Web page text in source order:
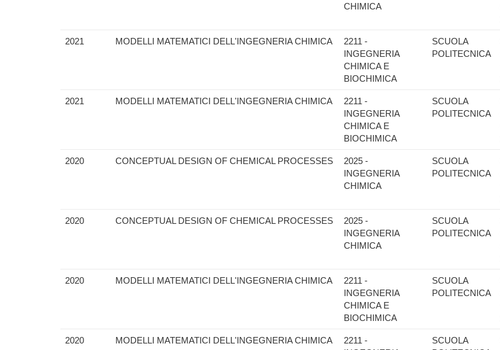
CHIMICA
2021 MODELLI MATEMATICI DELL'INGEGNERIA CHIMICA
2211 -
INGEGNERIA
CHIMICA E
BIOCHIMICA
SCUOLA
POLITECNICA
2021 MODELLI MATEMATICI DELL'INGEGNERIA CHIMICA
2211 -
INGEGNERIA
CHIMICA E
BIOCHIMICA
SCUOLA
POLITECNICA
2020 CONCEPTUAL DESIGN OF CHEMICAL PROCESSES
2025 -
INGEGNERIA
CHIMICA
SCUOLA
POLITECNICA
2020 CONCEPTUAL DESIGN OF CHEMICAL PROCESSES
2025 -
INGEGNERIA
CHIMICA
SCUOLA
POLITECNICA
2020 MODELLI MATEMATICI DELL'INGEGNERIA CHIMICA
2211 -
INGEGNERIA
CHIMICA E
BIOCHIMICA
SCUOLA
POLITECNICA
2020 MODELLI MATEMATICI DELL'INGEGNERIA CHIMICA
2211 -
SCUOLA